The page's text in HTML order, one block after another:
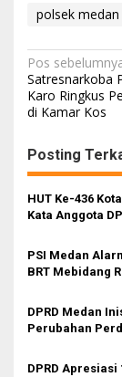
polsek medan
N
a
v
i
g
a
s
i
p
s
Pos
Satresnarkoba
Karo Ringkus
di Kamar Kos
Posting
HUT Ke-436
Kata Anggota
PSI Medan
BRT Mebidang
Hitungan
DPRD Medan
Perubahan
DPRD Apresiasi